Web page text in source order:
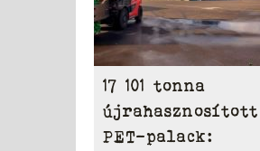
17 101 tonna
újrahasznosított
PET-palack: